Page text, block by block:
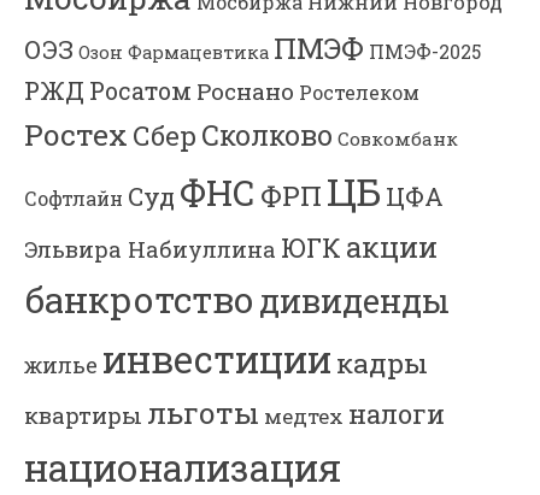
ОЭЗ Озон Фармацевтика ПМЭФ ПМЭФ-2025
РЖД Росатом Роснано Ростелеком
Ростех Сбер Сколково Совкомбанк
Софтлайн Суд ФНС ФРП ЦБ ЦФА
Эльвира Набиуллина ЮГК акции
банкротство дивиденды
жилье инвестиции кадры
квартиры льготы медтех налоги
национализация